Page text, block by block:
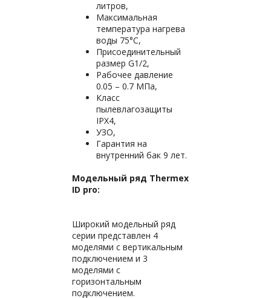
литров,
Максимальная
температура нагрева
воды 75°С,
Присоединительный
размер G1/2,
Рабочее давление
0.05 – 0.7 МПа,
Класс
пылевлагозащиты
IPX4,
УЗО,
Гарантия на
внутренний бак 9 лет.
Модельный ряд Thermex
ID pro:
Широкий модельный ряд
серии представлен 4
моделями с вертикальным
подключением и 3
моделями с
горизонтальным
подключением.